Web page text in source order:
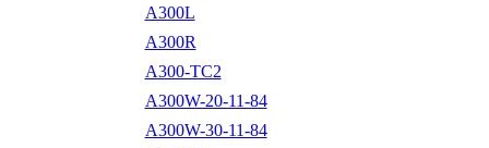
A300L
A300R
A300-TC2
A300W-20-11-84
A300W-30-11-84